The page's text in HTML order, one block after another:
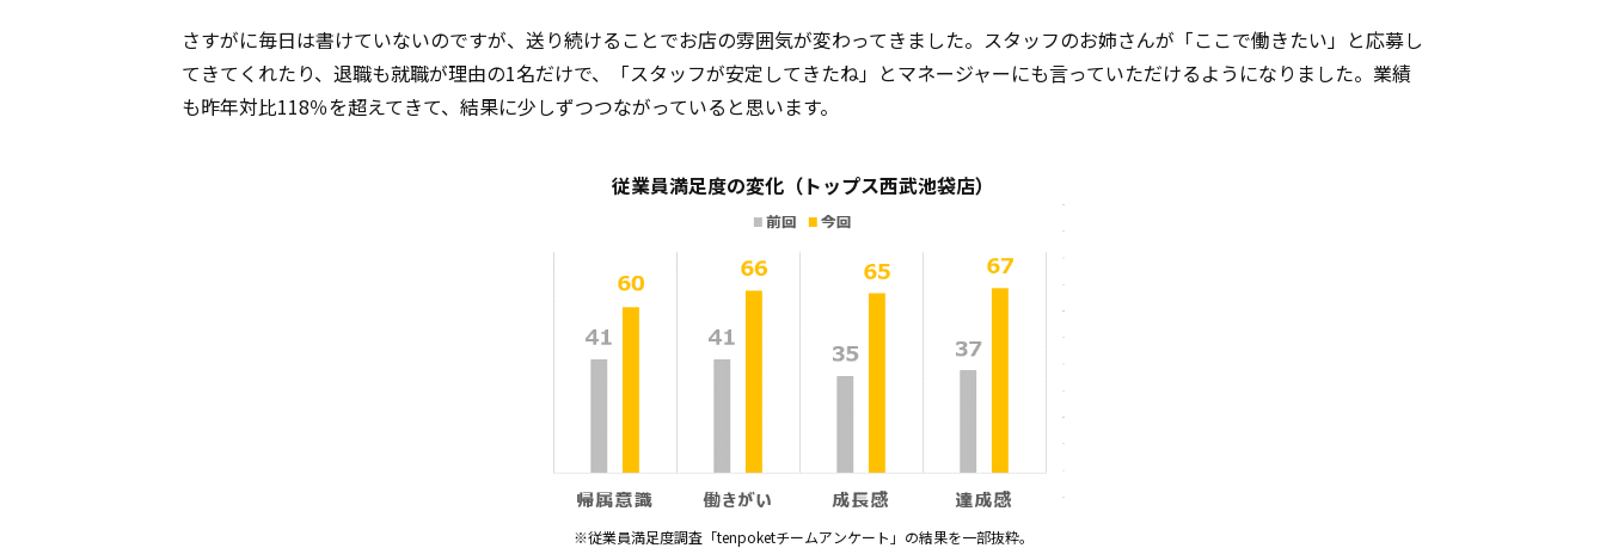
さすがに毎日は書けていないのですが、送り続けることでお店の雰囲気が変わってきました。スタッフのお姉さんが「ここで働きたい」と応募し
てきてくれたり、退職も就職が理由の1名だけで、「スタッフが安定してきたね」とマネージャーにも言っていただけるようになりました。業績
も昨年対比118％を超えてきて、結果に少しずつつながっていると思います。
従業員満足度の変化（トップス西武池袋店）
※従業員満足度調査「tenpoketチームアンケート」の結果を一部抜粋。